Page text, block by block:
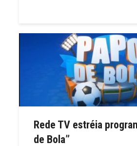
Rede TV estréia
de Bola”